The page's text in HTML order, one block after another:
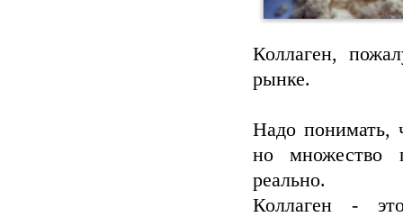
Коллаген,
рынке.
Надо понимать,
но множество
реально.
Коллаген -